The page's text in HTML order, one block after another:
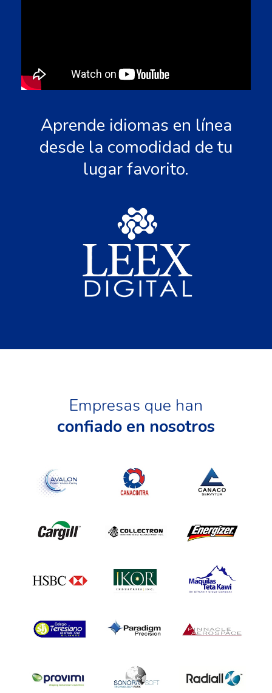
Aprende idiomas en línea
desde la comodidad de tu
lugar favorito.
Empresas que han
confiado en nosotros